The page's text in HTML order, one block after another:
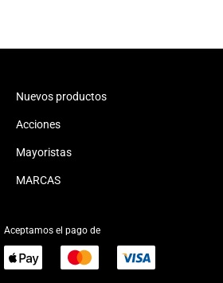
Nuevos productos
Acciones
Mayoristas
MARCAS
Aceptamos el pago de